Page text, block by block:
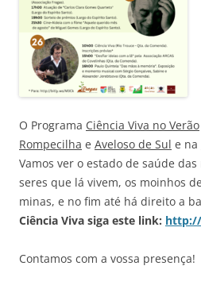
O Programa Ciência Viva no Verão
Rompecilha e Aveloso de Sul e na
Vamos ver o estado de saúde
seres que lá vivem, os moinhos
minas, e no fim até há direito a
Ciência Viva siga este link:
Contamos com a vossa presença!